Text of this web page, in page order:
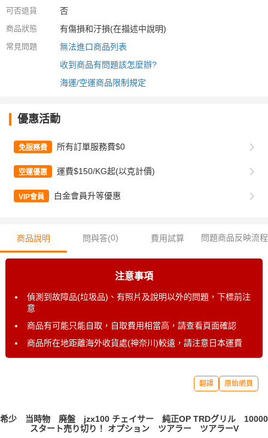
可否退貨 否
商品狀態 有傷損和汙損(在描述中說明)
常見問題
無法進口商品列表
收到商品有問題該怎麼辦?
海運/空運商品限制規定
優惠活動
免服務費 所有訂單服務費$0
空運優惠 運費$150/KG起(以克計價)
VIP會員 白金會員升等優惠
商品說明 問與答(0) 費用試算 問題商品反映流程
注意事項
偵測到故障品(垃圾品)、有照片及說明以外的問題，下標前注
意
商品有可能只能自取，自取費用相當高，請查看頁面確認
商品所在地距離海外收貨處(神奈川)較遠，請注意日本運費
翻譯 原始網頁
希少 当時物 廃盤 jzx100 チェイサー 純正OP TRDグリル 10000
スタート売り切り！ オプション ツアラー ツアラーV